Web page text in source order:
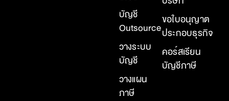
บัญชี
Outsource
วางระบบ
บัญชี
วางแผน
ภาษี
ขอใบอนุญาต
ประกอบธุรกิจ
คอร์สเรียน
บัญชีภาษี